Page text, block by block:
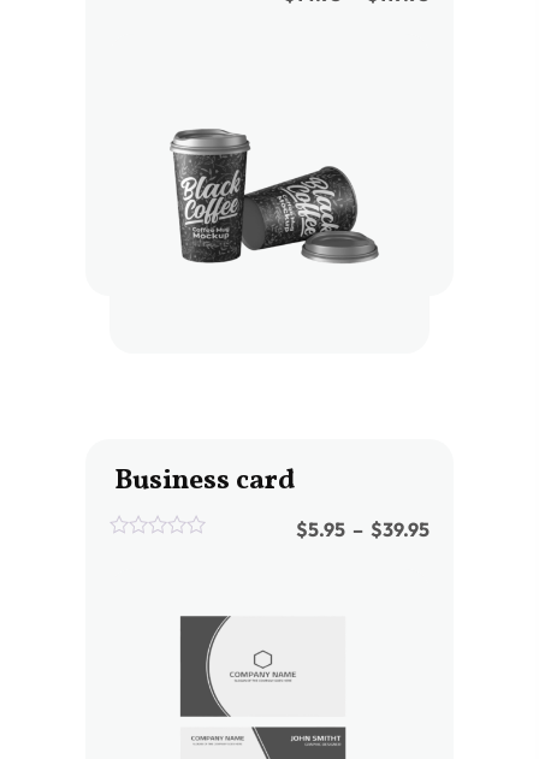
Business card
$5.95 – $39.95